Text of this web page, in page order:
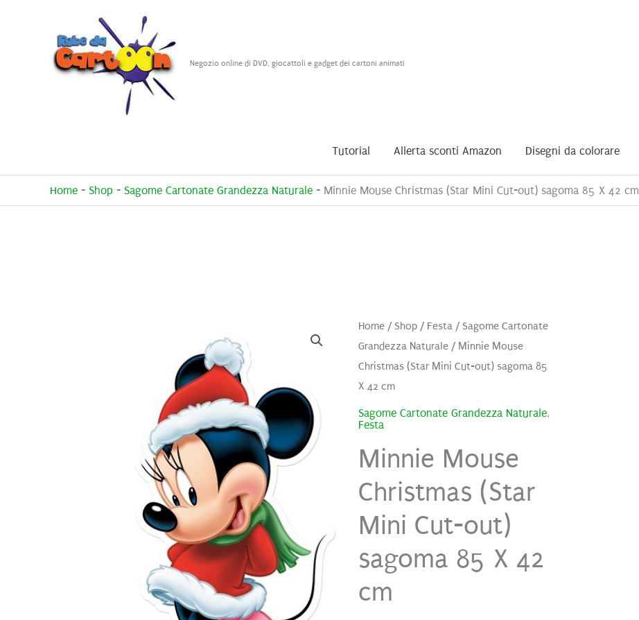
Negozio online di DVD, giocattoli e gadget dei cartoni animati
Tutorial Allerta sconti Amazon Disegni da colorare
Home - Shop - Sagome Cartonate Grandezza Naturale - Minnie Mouse Christmas (Star Mini Cut-out) sagoma 85 X 42 cm
Home/ Shop/ Festa/ Sagome Cartonate
Grandezza Naturale/ Minnie Mouse
Christmas (Star Mini Cut-out) sagoma 85
X 42 cm
Sagome Cartonate Grandezza Naturale,
Festa
Minnie Mouse
Christmas (Star
Mini Cut-out)
sagoma 85 X 42
cm